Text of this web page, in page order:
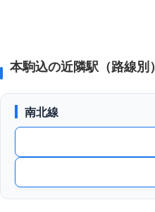
本駒込の近隣駅（路線別）
南北線